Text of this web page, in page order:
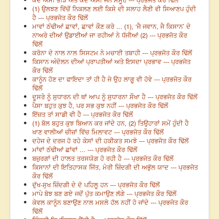
(1) ਉਲਝਣ ਵਿੱਚੋਂ ਨਿਕਲਣ ਲਈ ਕਿਸੇ ਦੀ ਸਲਾਹ ਲੈਣੀ ਵੀ ਸਿਆਣਪ ਹੁੰਦੀ
ਹੈ --- ਪ੍ਰਭਜੋਤ ਕੌਰ ਢਿੱਲੋਂ
ਮਾਵਾਂ ਠੰਢੀਆਂ ਛਾਵਾਂ, ਛਾਵਾਂ ਕੌਣ ਕਰੇ ... (1), ‘ਜੈ ਜਵਾਨ, ਜੈ ਕਿਸਾਨ’ ਦੇ
ਨਾਅਰੇ ਦੀਆਂ ਉਡਾਈਆਂ ਜਾ ਰਹੀਆਂ ਨੇ ਧੱਜੀਆਂ (2) --- ਪ੍ਰਭਜੋਤ ਕੌਰ
ਢਿੱਲੋਂ
ਕਰੋਨਾ ਦੇ ਨਾਲ ਨਾਲ ਸਿਸਟਮ ਨੇ ਮਚਾਈ ਤਬਾਹੀ --- ਪ੍ਰਭਜੋਤ ਕੌਰ ਢਿੱਲੋਂ
ਕਿਸਾਨ ਅੰਦੋਲਨ ਦੀਆਂ ਪ੍ਰਾਪਤੀਆਂ ਅਤੇ ਇਸਦਾ ਪ੍ਰਭਾਵ --- ਪ੍ਰਭਜੋਤ
ਕੌਰ ਢਿੱਲੋਂ
ਕਾਨੂੰਨ ਹੋਣ ਦਾ ਫਾਇਦਾ ਤਾਂ ਹੀ ਹੈ ਜੇ ਉਹ ਲਾਗੂ ਵੀ ਹੋਵੇ --- ਪ੍ਰਭਜੋਤ ਕੌਰ
ਢਿੱਲੋਂ
ਦੂਸਰੇ ਨੂੰ ਸੁਧਾਰਨ ਦੀ ਥਾਂ ਆਪ ਨੂੰ ਸੁਧਾਰਨਾ ਸੌਖਾ ਹੈ --- ਪ੍ਰਭਜੋਤ ਕੌਰ ਢਿੱਲੋਂ
ਪੈਸਾ ਬਹੁਤ ਕੁਝ ਹੈ, ਪਰ ਸਭ ਕੁਝ ਨਹੀਂ --- ਪ੍ਰਭਜੋਤ ਕੌਰ ਢਿੱਲੋਂ
ਇੱਜ਼ਤ ਤਾਂ ਸਾਡੀ ਵੀ ਹੈ --- ਪ੍ਰਭਜੋਤ ਕੌਰ ਢਿੱਲੋਂ
(1) ਬੋਲ ਬਹੁਤ ਕੁਝ ਬਿਆਨ ਕਰ ਜਾਂਦੇ ਹਨ, (2) ਤਿਉਹਾਰਾਂ ਸਮੇਂ ਹੁੰਦੀ ਹੈ
ਖਾਣ ਵਾਲੀਆਂ ਚੀਜ਼ਾਂ ਵਿੱਚ ਮਿਲਾਵਟ --- ਪ੍ਰਭਜੋਤ ਕੌਰ ਢਿੱਲੋਂ
ਦਹੇਜ ਦੇ ਦਰਜ ਹੋ ਰਹੇ ਕੇਸਾਂ ਦੀ ਹਕੀਕਤ ਸਮਝੋ --- ਪ੍ਰਭਜੋਤ ਕੌਰ ਢਿੱਲੋਂ
ਮਾਂਵਾਂ ਠੰਢੀਆਂ ਛਾਂਵਾਂ ... --- ਪ੍ਰਭਜੋਤ ਕੌਰ ਢਿੱਲੋਂ
ਬਜ਼ੁਰਗਾਂ ਦੀ ਹਾਲਤ ਤਰਸਯੋਗ ਹੋ ਰਹੀ ਹੈ --- ਪ੍ਰਭਜੋਤ ਕੌਰ ਢਿੱਲੋਂ
ਕਿਸਾਨਾਂ ਦੀ ਇਤਿਹਾਸਕ ਜਿੱਤ, ਮੇਰੀ ਜ਼ਿੰਦਗੀ ਦੀ ਅਭੁੱਲ ਯਾਦ --- ਪ੍ਰਭਜੋਤ
ਕੌਰ ਢਿੱਲੋਂ
ਦੁੱਖ-ਸੁਖ ਜ਼ਿੰਦਗੀ ਦੇ ਦੋ ਪਹਿਲੂ ਹਨ --- ਪ੍ਰਭਜੋਤ ਕੌਰ ਢਿੱਲੋਂ
ਮਾਪੇ ਬੋਝ ਬਣ ਗਏ ਜਦੋਂ ਪੁੱਤ ਕਮਾਉਣ ਲੱਗੇ --- ਪ੍ਰਭਜੋਤ ਕੌਰ ਢਿੱਲੋਂ
ਕੇਵਲ ਕਾਨੂੰਨ ਬਣਾਉਣ ਨਾਲ ਮਸਲੇ ਹੱਲ ਨਹੀਂ ਹੋ ਜਾਂਦੇ --- ਪ੍ਰਭਜੋਤ ਕੌਰ
ਢਿੱਲੋਂ